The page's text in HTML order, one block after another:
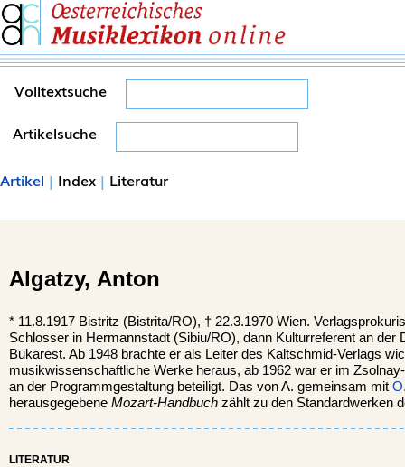
Volltextsuche
Artikelsuche
Artikel | Index | Literatur
Algatzy, Anton
* 11.8.1917 Bistritz (Bistrita/RO), † 22.3.1970 Wien.
Schlosser in Hermannstadt (Sibiu/RO), dann Kulturreferent an der
Bukarest. Ab 1948 brachte er als Leiter des Kaltschmid-Verlags
musikwissenschaftliche Werke heraus, ab 1962 war er im
an der Programmgestaltung beteiligt. Das von A. gemeinsam mit
herausgegebene Mozart-Handbuch zählt zu den Standardwerken
LITERATUR